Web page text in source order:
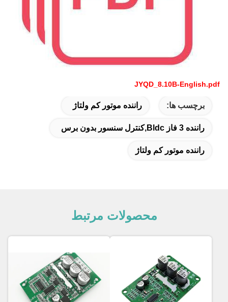
JYQD_8.10B-English.pdf
برچسب ها: راننده موتور کم ولتاژ
راننده 3 فاز Bldc,کنترل سنسور بدون برس
راننده موتور کم ولتاژ
محصولات مرتبط